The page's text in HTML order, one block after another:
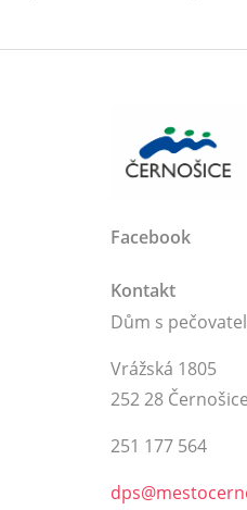
Facebook
Kontakt
Dům s
Vrážská 1805
252 28 Černošice
251 177 564